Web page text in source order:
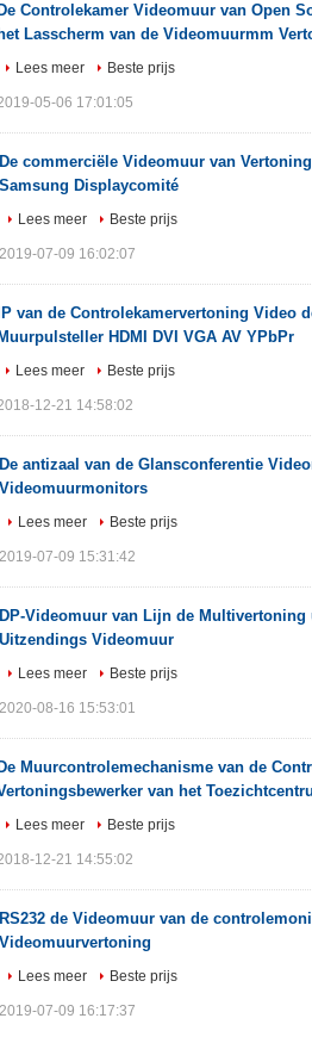
De Controlekamer Videomuur van Open
het Lasscherm van de Videomuurmm
Lees meer Beste prijs
05-06 17:01:05
De commerciële Videomuur van
Samsung Displaycomité
Lees meer Beste prijs
2019-07-09 16:02:07
IP van de Controlekamervertoning Video
Muurpulsteller HDMI DVI VGA AV YPbPr
Lees meer Beste prijs
12-21 14:58:02
De antizaal van de Glansconferentie
Videomuurmonitors
Lees meer Beste prijs
2019-07-09 15:31:42
DP-Videomuur van Lijn de Multivertoning
Uitzendings Videomuur
Lees meer Beste prijs
2020-08-16 15:53:01
De Muurcontrolemechanisme van de
van het
Lees meer Beste prijs
12-21 14:55:02
RS232 de Videomuur van de
Videomuurvertoning
Lees meer Beste prijs
2019-07-09 16:17:37